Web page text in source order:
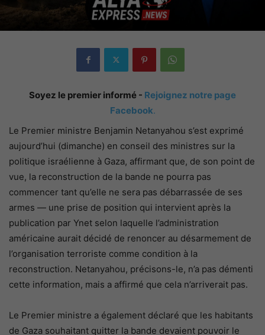
Soyez le premier informé - Rejoignez notre page
Facebook.
Le Premier ministre Benjamin Netanyahou s’est exprimé
aujourd’hui (dimanche) en conseil des ministres sur la
politique israélienne à Gaza, affirmant que, de son point de
vue, la reconstruction de la bande ne pourra pas
commencer tant qu’elle ne sera pas débarrassée de ses
armes — une prise de position qui intervient après la
publication par Ynet selon laquelle l’administration
américaine aurait décidé de renoncer au désarmement de
l’organisation terroriste comme condition à la
reconstruction. Netanyahou, précisons-le, n’a pas démenti
cette information, mais a affirmé que cela n’arriverait pas.
Le Premier ministre a également déclaré que les habitants
de Gaza souhaitant quitter la bande devaient pouvoir le